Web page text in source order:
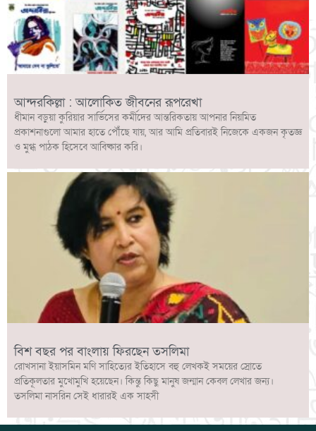
আন্দরকিল্লা : আলোকিত জীবনের রূপরেখা
ধীমান বড়ুয়া কুরিয়ার সার্ভিসের কর্মীদের আন্তরিকতায় আপনার নিয়মিত
প্রকাশনাগুলো আমার হাতে পৌঁছে যায়, আর আমি প্রতিবারই নিজেকে একজন কৃতজ্ঞ
ও মুগ্ধ পাঠক হিসেবে আবিষ্কার করি।
বিশ বছর পর বাংলায় ফিরছেন তসলিমা
রোখসানা ইয়াসমিন মণি সাহিত্যের ইতিহাসে বহু লেখকই সময়ের স্রোতে
প্রতিকূলতার মুখোমুখি হয়েছেন। কিন্তু কিছু মানুষ জন্মান কেবল লেখার জন্য।
তসলিমা নাসরিন সেই ধারারই এক সাহসী